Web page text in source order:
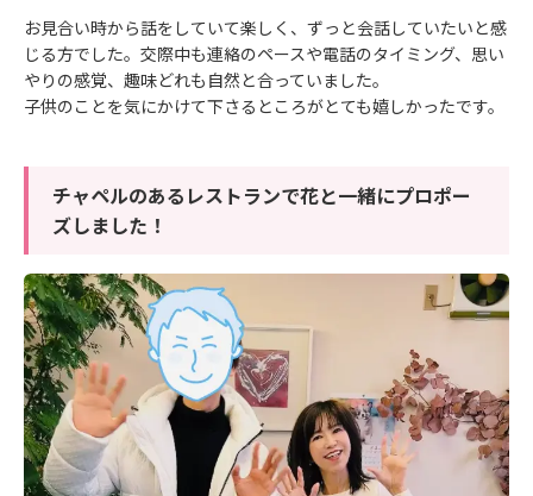
お見合い時から話をしていて楽しく、ずっと会話していたいと感
じる方でした。交際中も連絡のペースや電話のタイミング、思い
やりの感覚、趣味どれも自然と合っていました。
子供のことを気にかけて下さるところがとても嬉しかったです。
チャペルのあるレストランで花と一緒にプロポー
ズしました！